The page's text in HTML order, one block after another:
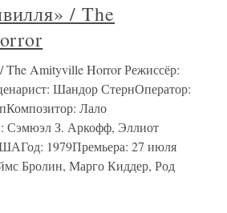
/ The
The Amityville Horror Режиссёр:
Шандор СтернОператор:
Лало
З. Аркофф, Эллиот
1979Премьера: 27 июля
Бролин, Марго Киддер, Род